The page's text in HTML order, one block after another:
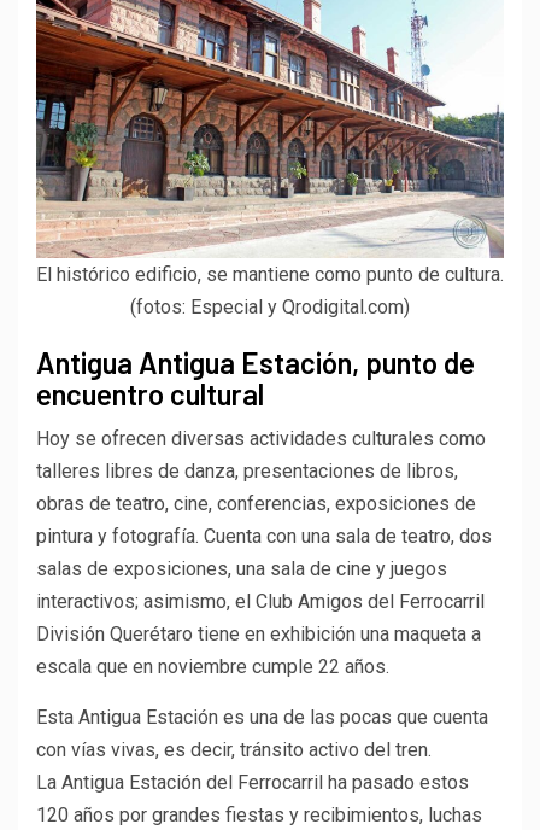
El histórico edificio, se mantiene como punto de cultura.
(fotos: Especial y Qrodigital.com)
Antigua Antigua Estación, punto de
encuentro cultural
Hoy se ofrecen diversas actividades culturales como
talleres libres de danza, presentaciones de libros,
obras de teatro, cine, conferencias, exposiciones de
pintura y fotografía. Cuenta con una sala de teatro, dos
salas de exposiciones, una sala de cine y juegos
interactivos; asimismo, el Club Amigos del Ferrocarril
División Querétaro tiene en exhibición una maqueta a
escala que en noviembre cumple 22 años.
Esta Antigua Estación es una de las pocas que cuenta
con vías vivas, es decir, tránsito activo del tren.
La Antigua Estación del Ferrocarril ha pasado estos
120 años por grandes fiestas y recibimientos, luchas